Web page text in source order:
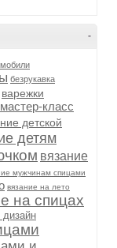
-
безрукавка
варежки
класс
детской
детям
вязание
мужчинам спицами
вязание на лето
на спицах
дизайн